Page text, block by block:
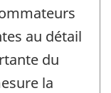
au détail
du
la